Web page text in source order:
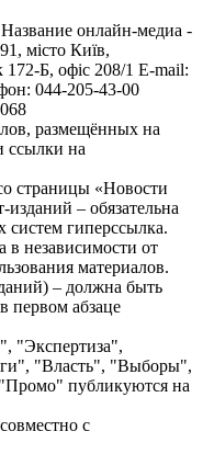
онлайн-медиа -
місто Київ,
Б, офіс 208/1 E-mail:
044-205-43-00
размещённых на
ссылки на
страницы «Новости
– обязательна
систем гиперссылка.
независимости от
материалов.
– должна быть
первом абзаце
"Экспертиза",
"Власть", "Выборы",
публикуются на
с